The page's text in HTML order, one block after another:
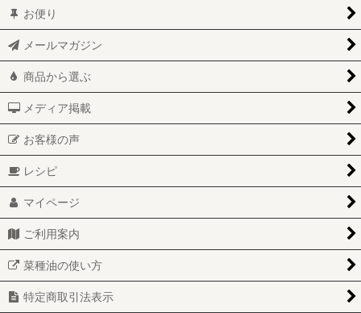
お便り
メールマガジン
商品から選ぶ
メディア掲載
お客様の声
レシピ
マイページ
ご利用案内
菜種油の使い方
特定商取引法表示